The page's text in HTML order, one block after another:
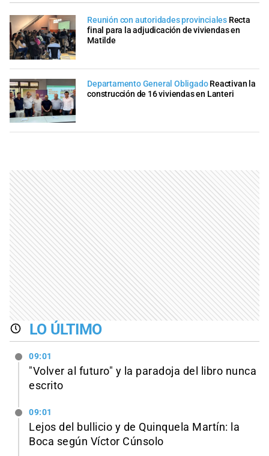
Reunión con autoridades provinciales Recta
final para la adjudicación de viviendas en
Matilde
Departamento General Obligado Reactivan la
construcción de 16 viviendas en Lanteri
LO ÚLTIMO
09:01
"Volver al futuro" y la paradoja del libro nunca
escrito
09:01
Lejos del bullicio y de Quinquela Martín: la
Boca según Víctor Cúnsolo